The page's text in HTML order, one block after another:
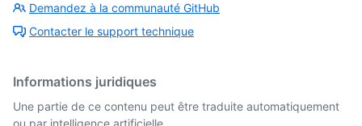
Demandez à la communauté GitHub
Contacter le support technique
Informations juridiques
Une partie de ce contenu peut être traduite automatiquement